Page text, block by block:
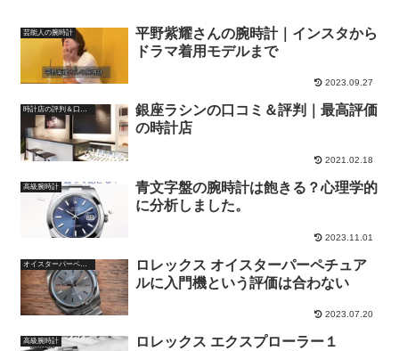
芸能人の腕時計
平野紫耀さんの腕時計｜インスタから
ドラマ着用モデルまで
2023.09.27
時計店の評判＆口コミ
銀座ラシンの口コミ＆評判｜最高評価
の時計店
2021.02.18
高級腕時計
青文字盤の腕時計は飽きる？心理学的
に分析しました。
2023.11.01
ロレックス オイスターパーペチュア
ルに入門機という評価は合わない
2023.07.20
高級腕時計
ロレックス エクスプローラー１